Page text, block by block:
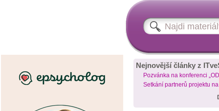
Nejnovější články z
Pozvánka na konferenci
Setkání partnerů projektu